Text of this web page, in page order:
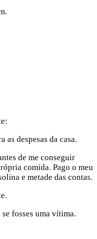
despesas da casa.
de me conseguir
comida. Pago o meu
e metade das contas.
fosses uma vítima.